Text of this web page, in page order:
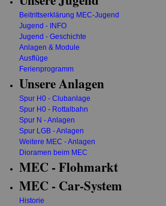
Beitrittserklärung MEC-Jugend
Jugend - INFO
Jugend - Geschichte
Anlagen & Module
Ausflüge
Ferienprogramm
Unsere Anlagen
Spur H0 - Clubanlage
Spur H0 - Rottalbahn
Spur N - Anlagen
Spur LGB - Anlagen
Weitere MEC - Anlagen
Dioramen beim MEC
MEC - Flohmarkt
MEC - Car-System
Historie